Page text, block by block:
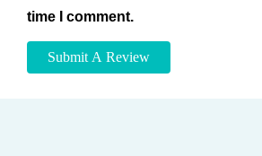
time I comment.